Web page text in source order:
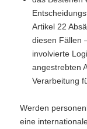
Artikel 22
diesen Fällen
involvierte
angestrebten
Verarbeitung
Werden
eine